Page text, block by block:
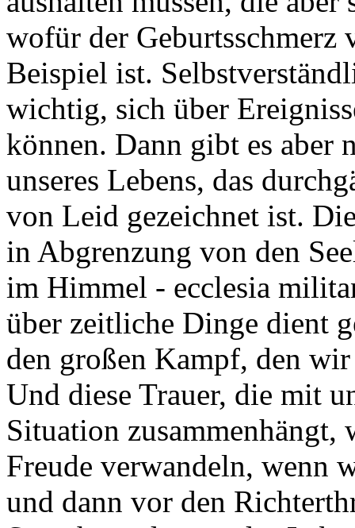
wofür der
Beispiel ist.
wichtig, sich über
können. Dann gibt es aber
unseres Lebens, das
von Leid gezeichnet ist.
in Abgrenzung von den
im Himmel - ecclesia
über zeitliche Dinge dient
den großen Kampf, den
Und diese Trauer, die mit
Situation zusammenhängt,
Freude verwandeln, wenn
und dann vor den